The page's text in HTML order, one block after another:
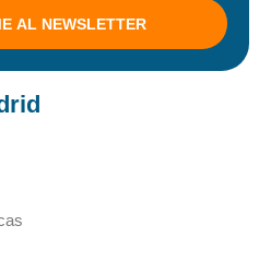
AL NEWSLETTER